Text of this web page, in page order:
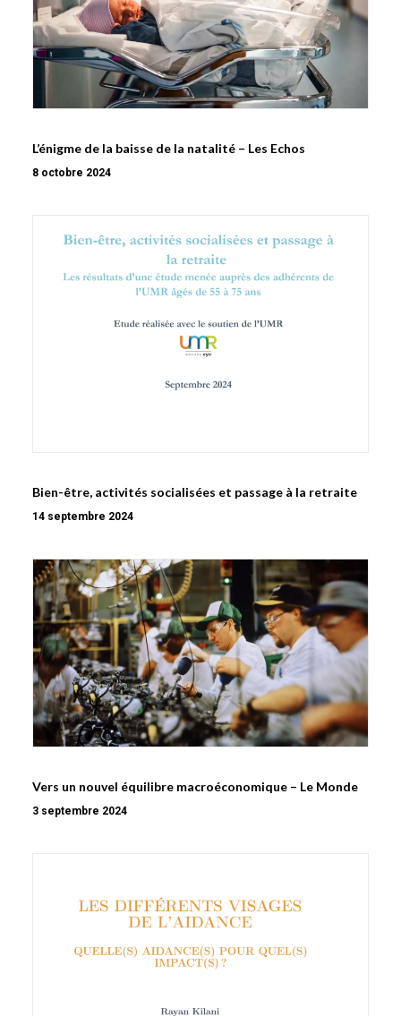
L’énigme de la baisse de la natalité – Les Echos
8 octobre 2024
Bien-être, activités socialisées et passage à la retraite
14 septembre 2024
Vers un nouvel équilibre macroéconomique – Le Monde
3 septembre 2024